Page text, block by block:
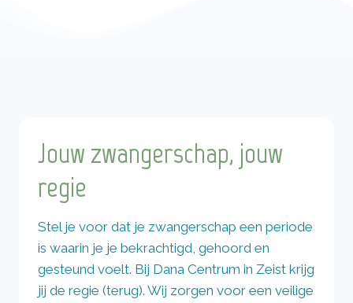
Jouw zwangerschap, jouw
regie
Stel je voor dat je zwangerschap een periode
is waarin je je bekrachtigd, gehoord en
gesteund voelt. Bij Dana Centrum in Zeist krijg
jij de regie (terug). Wij zorgen voor een veilige